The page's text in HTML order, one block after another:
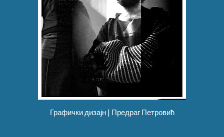
Графички дизајн | Предраг Петровић